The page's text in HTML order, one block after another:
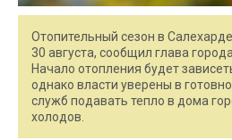
Отопительный сезон в
30 августа, сообщил глава
Начало отопления будет
однако власти уверены в
служб подавать тепло в дома
холодов.